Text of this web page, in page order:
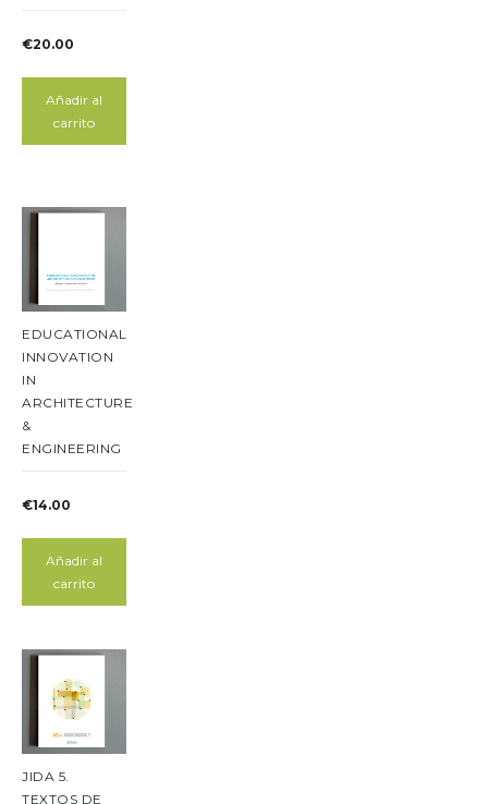
€20.00
Añadir al
carrito
EDUCATIONAL
INNOVATION
IN
ARCHITECTURE
&
ENGINEERING
€14.00
Añadir al
carrito
JIDA 5.
TEXTOS DE